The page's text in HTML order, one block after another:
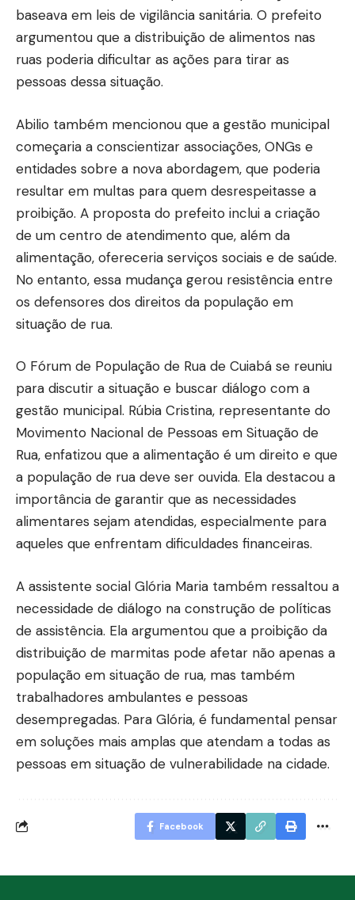
baseava em leis de vigilância sanitária. O prefeito
argumentou que a distribuição de alimentos nas
ruas poderia dificultar as ações para tirar as
pessoas dessa situação.
Abilio também mencionou que a gestão municipal
começaria a conscientizar associações, ONGs e
entidades sobre a nova abordagem, que poderia
resultar em multas para quem desrespeitasse a
proibição. A proposta do prefeito inclui a criação
de um centro de atendimento que, além da
alimentação, ofereceria serviços sociais e de saúde.
No entanto, essa mudança gerou resistência entre
os defensores dos direitos da população em
situação de rua.
O Fórum de População de Rua de Cuiabá se reuniu
para discutir a situação e buscar diálogo com a
gestão municipal. Rúbia Cristina, representante do
Movimento Nacional de Pessoas em Situação de
Rua, enfatizou que a alimentação é um direito e que
a população de rua deve ser ouvida. Ela destacou a
importância de garantir que as necessidades
alimentares sejam atendidas, especialmente para
aqueles que enfrentam dificuldades financeiras.
A assistente social Glória Maria também ressaltou a
necessidade de diálogo na construção de políticas
de assistência. Ela argumentou que a proibição da
distribuição de marmitas pode afetar não apenas a
população em situação de rua, mas também
trabalhadores ambulantes e pessoas
desempregadas. Para Glória, é fundamental pensar
em soluções mais amplas que atendam a todas as
pessoas em situação de vulnerabilidade na cidade.
Facebook